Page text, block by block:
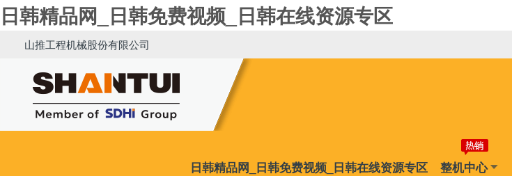
日韩精品网_日韩免费视频_日韩在线资源专区
山推工程机械股份有限公司
日韩精品网_日韩免费视频_日韩在线资源专区 整机中心